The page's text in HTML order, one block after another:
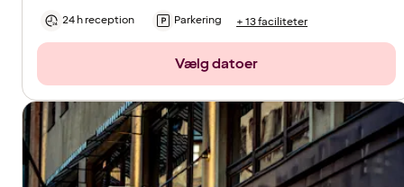
24 h reception Parkering + 13 faciliteter
Vælg datoer